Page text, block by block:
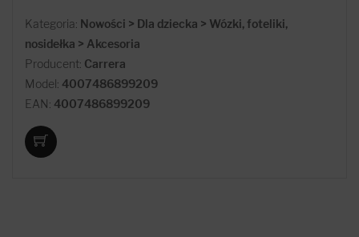
Kategoria: Nowości > Dla dziecka > Wózki, foteliki,
nosidełka > Akcesoria
Producent: Carrera
Model: 4007486899209
EAN: 4007486899209